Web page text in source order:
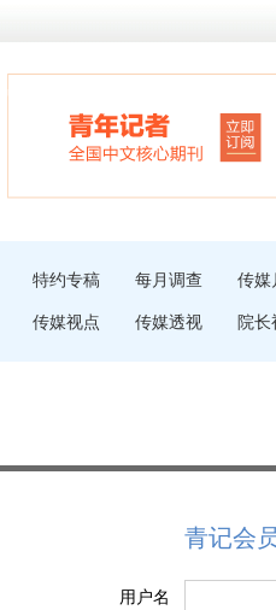
特约专稿 每月调查 传媒
传媒视点 传媒透视 院长
青记会
用户名